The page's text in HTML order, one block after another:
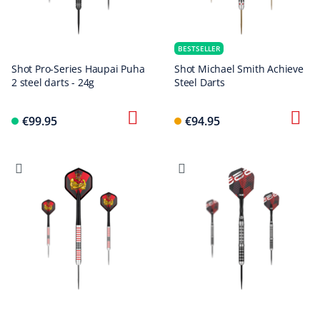
Shot Pro-Series Haupai Puha
2 steel darts - 24g
€99.95
BESTSELLER
Shot Michael Smith Achieve
Steel Darts
€94.95